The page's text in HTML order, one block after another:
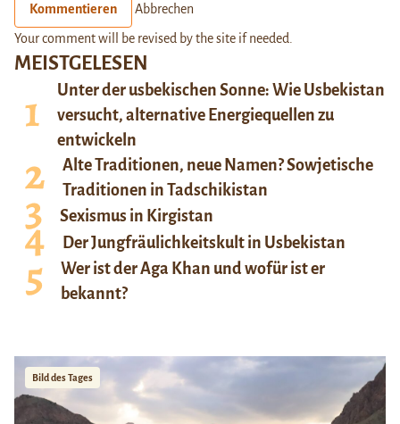
MEISTGELESEN
Unter der usbekischen Sonne: Wie Usbekistan
versucht, alternative Energiequellen zu
entwickeln
Alte Traditionen, neue Namen? Sowjetische
Traditionen in Tadschikistan
Sexismus in Kirgistan
Der Jungfräulichkeitskult in Usbekistan
Wer ist der Aga Khan und wofür ist er
bekannt?
Bild des Tages
Kommentieren Abbrechen
Your comment will be revised by the site if needed.